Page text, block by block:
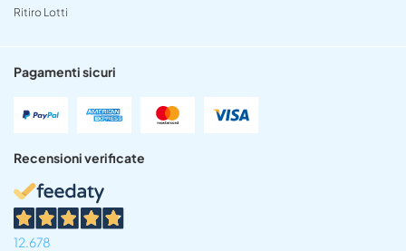
Ritiro Lotti
Pagamenti sicuri
Recensioni verificate
12.678